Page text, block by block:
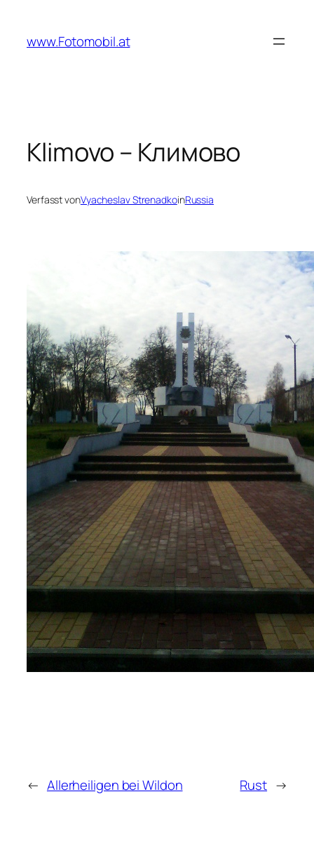
springen
www.Fotomobil.at
Klimovo – Климово
Verfasst vonVyacheslav StrenadkoinRussia
← Allerheiligen bei Wildon Rust →